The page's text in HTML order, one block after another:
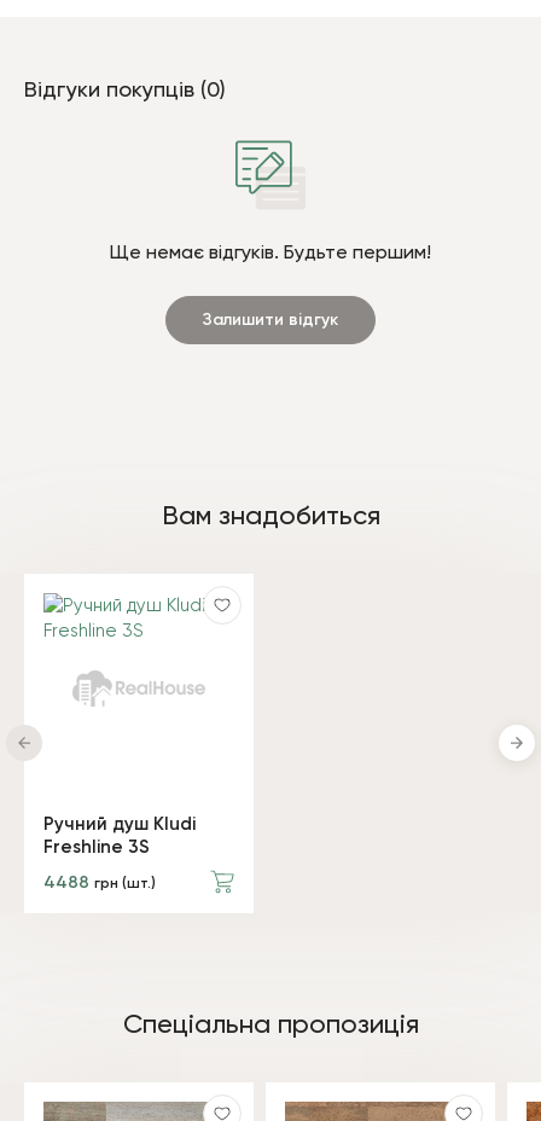
Відгуки покупців (0)
Ще немає відгуків. Будьте першим!
Залишити відгук
Вам знадобиться
Ручний душ Kludi
Freshline 3S
4488 грн (шт.)
Спеціальна пропозиція